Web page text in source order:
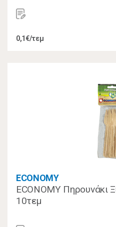
0,1€/τεμ
ECONOMY
ECONOMY Πηρουνάκι
10τεμ